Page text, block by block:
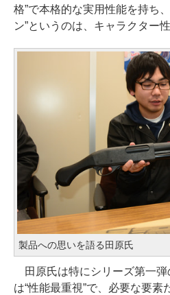
格”で本格的な実用性能を持ち
ン”というのは、キャラクター
製品への思いを語る田原氏
田原氏は特にシリーズ第一弾
は“性能最重視”で、必要な要素